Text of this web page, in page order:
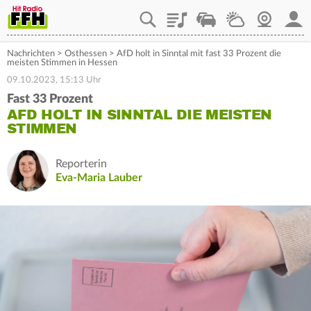
PlaylistStaupilotWetterWebcam
Nachrichten > Osthessen > AfD holt in Sinntal mit fast 33 Prozent die
meisten Stimmen in Hessen
09.10.2023, 15:13 Uhr
Fast 33 Prozent
AFD HOLT IN SINNTAL DIE MEISTEN
STIMMEN
Reporterin
Eva-Maria Lauber